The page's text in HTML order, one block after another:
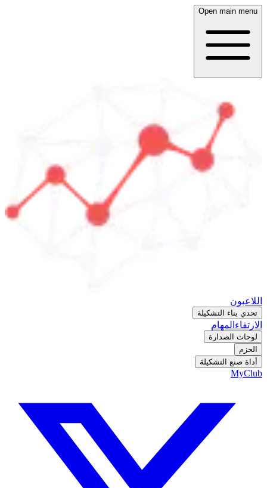
Open main menu
اللاعبون
تحدي بناء التشكيلة
الارتقاء المهام
لوحات الصدارة
الحزم
أداة صنع التشكيلة
MyClub